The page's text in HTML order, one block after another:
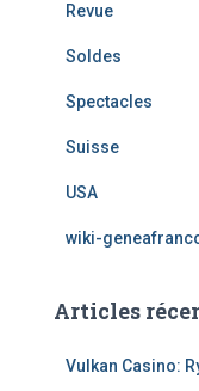
Revue
Soldes
Spectacles
Suisse
USA
wiki-
Articles
Vulkan Casino: